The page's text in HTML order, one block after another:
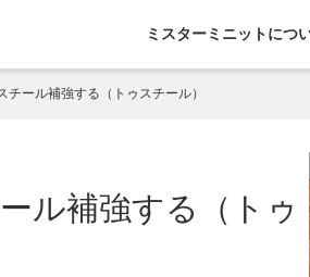
ミスターミニットにつ
チール補強する（トゥスチール）
ル補強する（トゥ